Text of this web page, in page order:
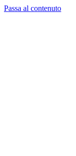
Passa al contenuto